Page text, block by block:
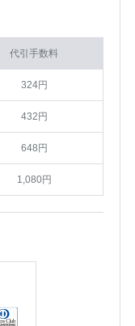
代引手数料
324円
432円
648円
1,080円